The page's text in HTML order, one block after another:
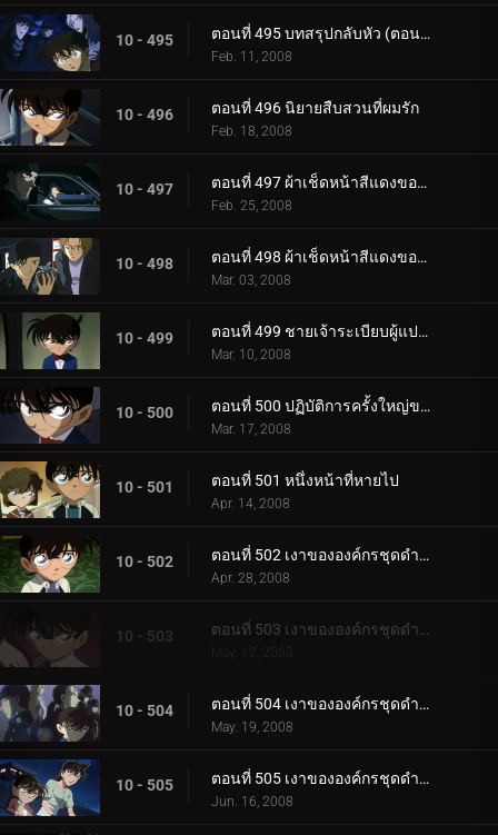
10 - 495 ตอนที่ 495 บทสรุปกลับหัว (ตอนจบ)
Feb. 11, 2008
10 - 496 ตอนที่ 496 นิยายสืบสวนที่ผมรัก
Feb. 18, 2008
10 - 497 ตอนที่ 497 ผ้าเช็ดหน้าสีแดงของโซโนโกะ (ตอนแรก)
Feb. 25, 2008
10 - 498 ตอนที่ 498 ผ้าเช็ดหน้าสีแดงของโซโนโกะ (ตอนจบ)
Mar. 03, 2008
10 - 499 ตอนที่ 499 ชายเจ้าระเบียบผู้แปลกประหลาด
Mar. 10, 2008
10 - 500 ตอนที่ 500 ปฏิบัติการครั้งใหญ่ของ ป.1 ห้อง B!
Mar. 17, 2008
10 - 501 ตอนที่ 501 หนึ่งหน้าที่หายไป
Apr. 14, 2008
10 - 502 ตอนที่ 502 เงาขององค์กรชุดดำ (ภาคพยานตัวน้อย)
Apr. 28, 2008
10 - 503 ตอนที่ 503 เงาขององค์กรชุดดำ (ภาคแสงไฟพิศวง)
May. 12, 2008
10 - 504 ตอนที่ 504 เงาขององค์กรชุดดำ (ภาคงานพิเศษที่น่าสงสัย)
May. 19, 2008
10 - 505 ตอนที่ 505 เงาขององค์กรชุดดำ (ภาคดาวตกไข่มุก)
Jun. 16, 2008